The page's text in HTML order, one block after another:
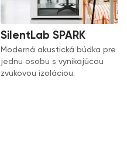
SilentLab SPARK
Moderná akustická búdka pre
jednu osobu s vynikajúcou
zvukovou izoláciou.